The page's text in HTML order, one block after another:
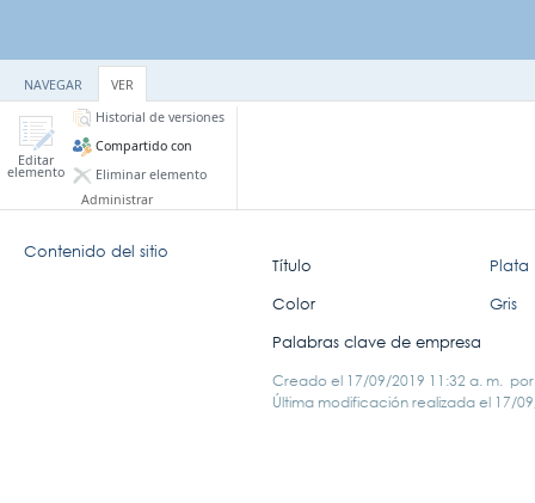
NAVEGAR VER
Editar
elemento
Historial de versiones
Compartido con
Eliminar elemento
Administrar
Contenido del sitio
Título
Plata
Color
Gris
Palabras clave de empresa
Creado el 17/09/2019 11:32 a. m.
Última modificación realizada el 17/